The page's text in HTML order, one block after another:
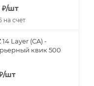
₽/шт
на счет
14 Layer (CA) -
квик 500
/шт